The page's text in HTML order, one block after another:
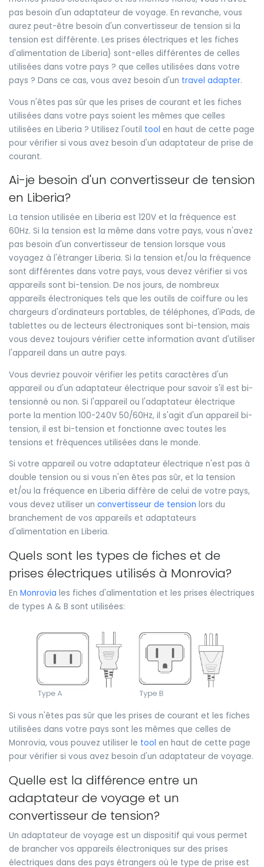
pas besoin d'un adaptateur de voyage. En revanche, vous
aurez peut-être besoin d'un convertisseur de tension si la
tension est différente. Les prises électriques et les fiches
d'alimentation de Liberia} sont-elles différentes de celles
utilisées dans votre pays ? que celles utilisées dans votre
pays ? Dans ce cas, vous avez besoin d'un travel adapter.
Vous n'êtes pas sûr que les prises de courant et les fiches
utilisées dans votre pays soient les mêmes que celles
utilisées en Liberia ? Utilisez l'outil tool en haut de cette page
pour vérifier si vous avez besoin d'un adaptateur de prise de
courant.
Ai-je besoin d'un convertisseur de tension
en Liberia?
La tension utilisée en Liberia est 120V et la fréquence est
60Hz. Si la tension est la même dans votre pays, vous n'avez
pas besoin d'un convertisseur de tension lorsque vous
voyagez à l'étranger Liberia. Si la tension et/ou la fréquence
sont différentes dans votre pays, vous devez vérifier si vos
appareils sont bi-tension. De nos jours, de nombreux
appareils électroniques tels que les outils de coiffure ou les
chargeurs d'ordinateurs portables, de téléphones, d'iPads, de
tablettes ou de lecteurs électroniques sont bi-tension, mais
vous devez toujours vérifier cette information avant d'utiliser
l'appareil dans un autre pays.
Vous devriez pouvoir vérifier les petits caractères d'un
appareil ou d'un adaptateur électrique pour savoir s'il est bi-
tensionné ou non. Si l'appareil ou l'adaptateur électrique
porte la mention 100-240V 50/60Hz, il s'agit d'un appareil bi-
tension, il est bi-tension et fonctionne avec toutes les
tensions et fréquences utilisées dans le monde.
Si votre appareil ou votre adaptateur électrique n'est pas à
double tension ou si vous n'en êtes pas sûr, et la tension
et/ou la fréquence en Liberia diffère de celui de votre pays,
vous devez utiliser un convertisseur de tension lors du
branchement de vos appareils et adaptateurs
d'alimentation en Liberia.
Quels sont les types de fiches et de
prises électriques utilisés à Monrovia?
En Monrovia les fiches d'alimentation et les prises électriques
de types A & B sont utilisées:
Si vous n'êtes pas sûr que les prises de courant et les fiches
utilisées dans votre pays sont les mêmes que celles de
Monrovia, vous pouvez utiliser le tool en haut de cette page
pour vérifier si vous avez besoin d'un adaptateur de voyage.
Quelle est la différence entre un
adaptateur de voyage et un
convertisseur de tension?
Un adaptateur de voyage est un dispositif qui vous permet
de brancher vos appareils électroniques sur des prises
électriques dans des pays étrangers où le type de prise est